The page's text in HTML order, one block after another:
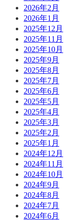
2026年2月
2026年1月
2025年12月
2025年11月
2025年10月
2025年9月
2025年8月
2025年7月
2025年6月
2025年5月
2025年4月
2025年3月
2025年2月
2025年1月
2024年12月
2024年11月
2024年10月
2024年9月
2024年8月
2024年7月
2024年6月